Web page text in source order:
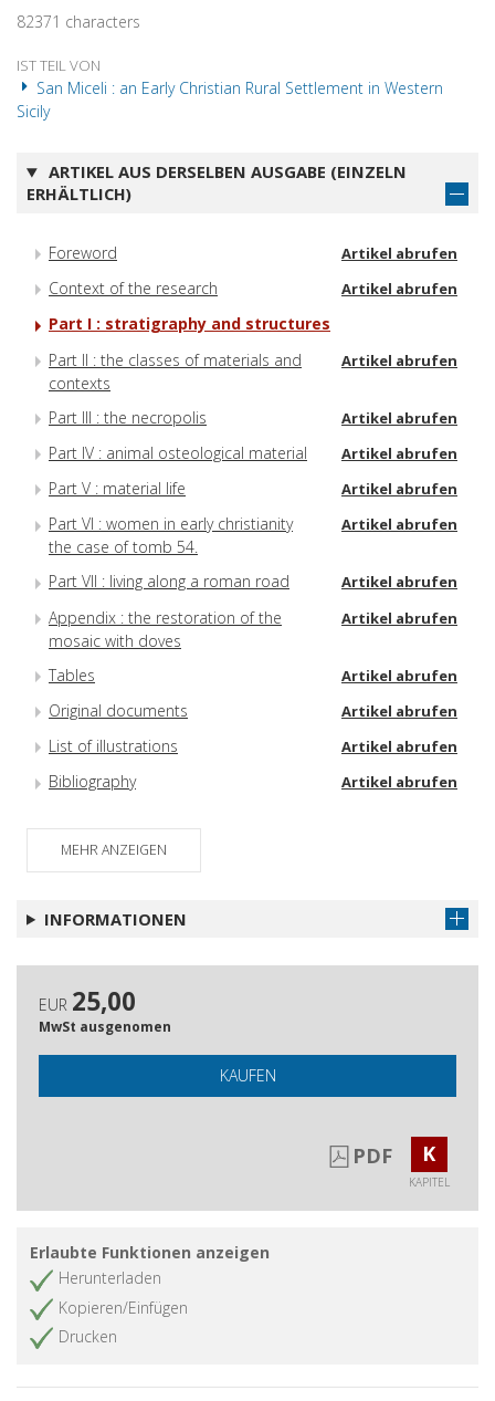
82371 characters
IST TEIL VON
San Miceli : an Early Christian Rural Settlement in Western
Sicily
ARTIKEL AUS DERSELBEN AUSGABE (EINZELN
ERHÄLTLICH)
Foreword Artikel abrufen
Context of the research Artikel abrufen
Part I : stratigraphy and structures
Part II : the classes of materials and
contexts
Artikel abrufen
Part III : the necropolis Artikel abrufen
Part IV : animal osteological material Artikel abrufen
Part V : material life Artikel abrufen
Part VI : women in early christianity
the case of tomb 54.
Artikel abrufen
Part VII : living along a roman road Artikel abrufen
Appendix : the restoration of the
mosaic with doves
Artikel abrufen
Tables Artikel abrufen
Original documents Artikel abrufen
List of illustrations Artikel abrufen
Bibliography Artikel abrufen
MEHR ANZEIGEN
INFORMATIONEN
EUR 25,00
MwSt ausgenomen
KAUFEN
PDF K
KAPITEL
Erlaubte Funktionen anzeigen
Herunterladen
Kopieren/Einfügen
Drucken